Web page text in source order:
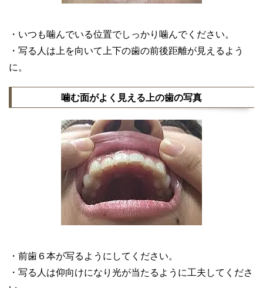
・いつも噛んでいる位置でしっかり噛んでください。
・写る人は上を向いて上下の歯の前後距離が見えるよう
に。
噛む面がよく見える上の歯の写真
・前歯６本が写るようにしてください。
・写る人は仰向けになり光が当たるように工夫してくださ